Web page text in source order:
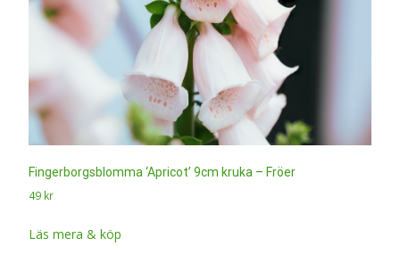
Fingerborgsblomma ‘Apricot’ 9cm kruka – Fröer
49 kr
Läs mera & köp